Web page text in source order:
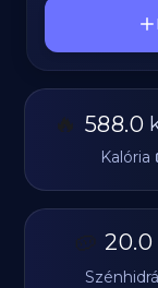
🔥 588.0
Kalória
🥔 20.0